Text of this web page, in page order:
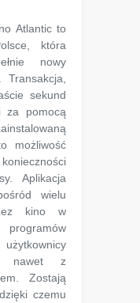
Atlantic to
która
nowy
sekund
za pomocą
możliwość
Aplikacja
wielu
kino w
nawet z
Zostają
czemu